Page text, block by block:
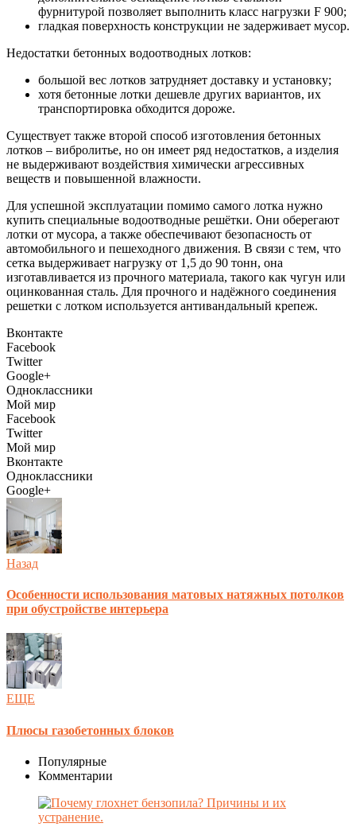
фурнитурой позволяет выполнить класс нагрузки F 900;
гладкая поверхность конструкции не задерживает мусор.
Недостатки бетонных водоотводных лотков:
большой вес лотков затрудняет доставку и установку;
хотя бетонные лотки дешевле других вариантов, их
транспортировка обходится дороже.
Существует также второй способ изготовления бетонных
лотков – вибролитье, но он имеет ряд недостатков, а изделия
не выдерживают воздействия химически агрессивных
веществ и повышенной влажности.
Для успешной эксплуатации помимо самого лотка нужно
купить специальные водоотводные решётки. Они оберегают
лотки от мусора, а также обеспечивают безопасность от
автомобильного и пешеходного движения. В связи с тем, что
сетка выдерживает нагрузку от 1,5 до 90 тонн, она
изготавливается из прочного материала, такого как чугун или
оцинкованная сталь. Для прочного и надёжного соединения
решетки с лотком используется антивандальный крепеж.
Вконтакте
Facebook
Twitter
Google+
Одноклассники
Мой мир
Facebook
Twitter
Мой мир
Вконтакте
Одноклассники
Google+
Назад
Особенности использования матовых натяжных потолков
при обустройстве интерьера
ЕЩЕ
Плюсы газобетонных блоков
Популярные
Комментарии